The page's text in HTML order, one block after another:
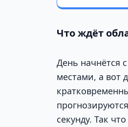
Что ждёт
День начнётся
местами, а вот
секунду. Так